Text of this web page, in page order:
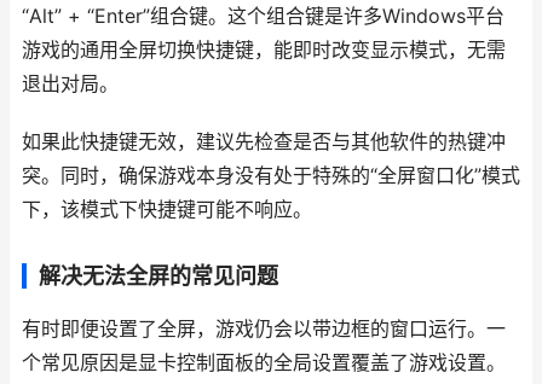
“Alt” + “Enter”组合键。这个组合键是许多Windows平台
游戏的通用全屏切换快捷键，能即时改变显示模式，无需
退出对局。
如果此快捷键无效，建议先检查是否与其他软件的热键冲
突。同时，确保游戏本身没有处于特殊的“全屏窗口化”模式
下，该模式下快捷键可能不响应。
解决无法全屏的常见问题
有时即便设置了全屏，游戏仍会以带边框的窗口运行。一
个常见原因是显卡控制面板的全局设置覆盖了游戏设置。